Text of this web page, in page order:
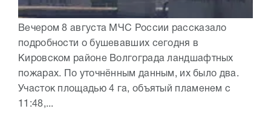
Вечером 8 августа МЧС России рассказало
подробности о бушевавших сегодня в
Кировском районе Волгограда ландшафтных
пожарах. По уточнённым данным, их было два.
Участок площадью 4 га, объятый пламенем с
11:48,...